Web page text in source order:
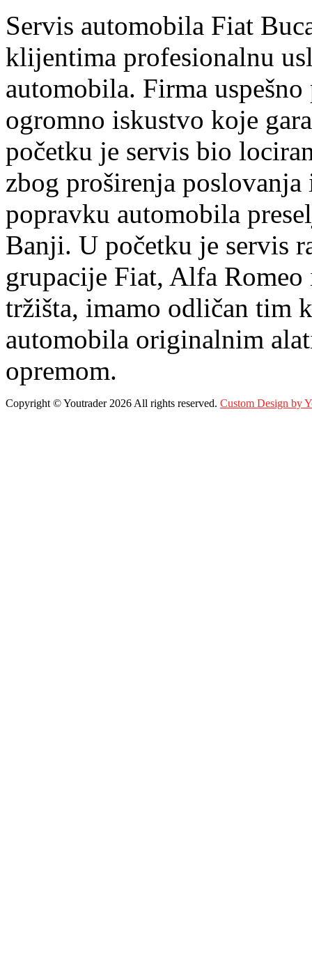
Servis automobila Fiat
klijentima profesionalnu
automobila. Firma
ogromno iskustvo koje
početku je servis bio
zbog proširenja poslovanja
popravku automobila
Banji. U početku je servis
grupacije Fiat, Alfa
tržišta, imamo odličan tim
automobila originalnim
opremom.
Copyright ©Youtrader2026 All rights reserved. Custom Design by